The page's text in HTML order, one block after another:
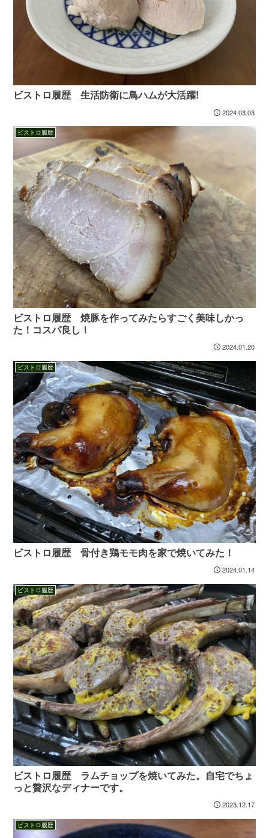
ビストロ履歴 生活防衛に鳥ハムが大活躍!
2024.03.03
ビストロ履歴
ビストロ履歴 焼豚を作ってみたらすごく美味しかっ
た！コスパ良し！
2024.01.20
ビストロ履歴
ビストロ履歴 骨付き鶏モモ肉を家で焼いてみた！
2024.01.14
ビストロ履歴
ビストロ履歴 ラムチョップを焼いてみた。自宅でちょ
っと贅沢なディナーです。
2023.12.17
ビストロ履歴